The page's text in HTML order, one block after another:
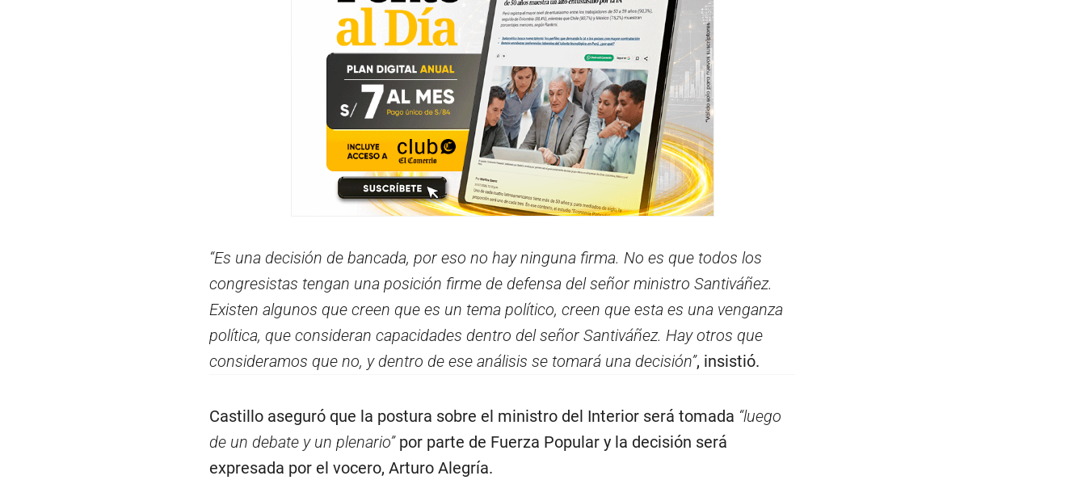
“Es una decisión de bancada, por eso no hay ninguna firma. No es que todos los
congresistas tengan una posición firme de defensa del señor ministro Santiváñez.
Existen algunos que creen que es un tema político, creen que esta es una venganza
política, que consideran capacidades dentro del señor Santiváñez. Hay otros que
consideramos que no, y dentro de ese análisis se tomará una decisión”, insistió.
Castillo aseguró que la postura sobre el ministro del Interior será tomada “luego
de un debate y un plenario”por parte de Fuerza Popular y la decisión será
expresada por el vocero, Arturo Alegría.